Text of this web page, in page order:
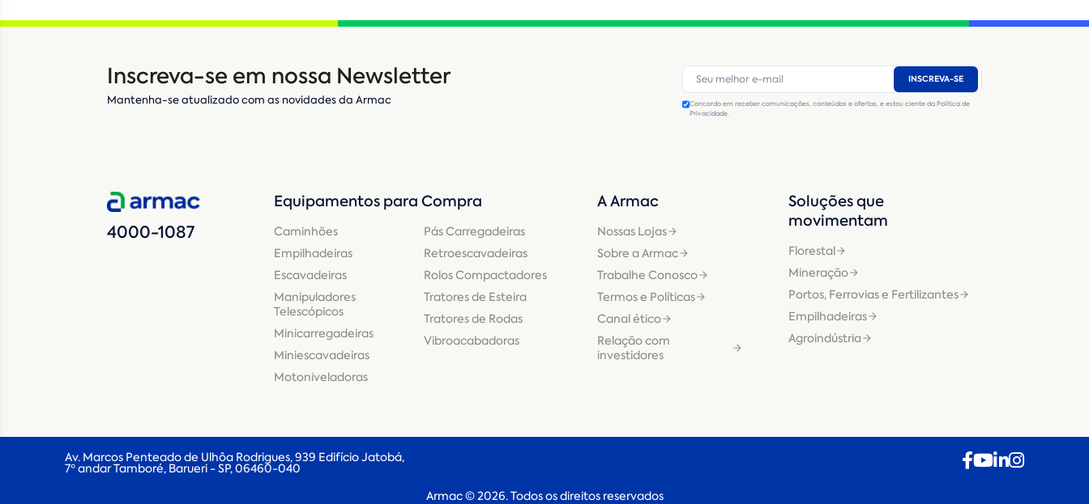
Inscreva-se em nossa Newsletter
Mantenha-se atualizado com as novidades da Armac
INSCREVA-SE
Concordo em receber comunicações, conteúdos e ofertas, e estou ciente da Política de
Privacidade.
4000-1087
Equipamentos para Compra
Caminhões
Empilhadeiras
Escavadeiras
Manipuladores
Telescópicos
Minicarregadeiras
Miniescavadeiras
Motoniveladoras
Pás Carregadeiras
Retroescavadeiras
Rolos Compactadores
Tratores de Esteira
Tratores de Rodas
Vibroacabadoras
A Armac
Nossas Lojas
Sobre a Armac
Trabalhe Conosco
Termos e Políticas
Canal ético
Relação com
investidores
Soluções que
movimentam
Florestal
Mineração
Portos, Ferrovias e Fertilizantes
Empilhadeiras
Agroindústria
Av. Marcos Penteado de Ulhôa Rodrigues, 939 Edifício Jatobá,
7º andar Tamboré, Barueri - SP, 06460-040
Armac © 2026. Todos os direitos reservados